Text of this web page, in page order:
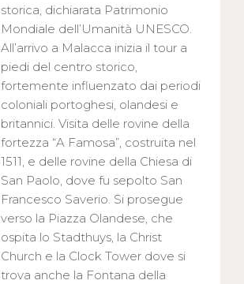
storica, dichiarata Patrimonio
Mondiale dell’Umanità UNESCO.
All’arrivo a Malacca inizia il tour a
piedi del centro storico,
fortemente influenzato dai periodi
coloniali portoghesi, olandesi e
britannici. Visita delle rovine della
fortezza “A Famosa”, costruita nel
1511, e delle rovine della Chiesa di
San Paolo, dove fu sepolto San
Francesco Saverio. Si prosegue
verso la Piazza Olandese, che
ospita lo Stadthuys, la Christ
Church e la Clock Tower dove si
trova anche la Fontana della